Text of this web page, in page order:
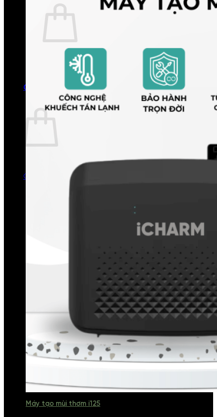
Chưa có sản phẩm trong giỏ hàng.
Quay trở lại cửa hàng
0
Giỏ hàng
Chưa có sản phẩm trong giỏ hàng.
Quay trở lại cửa hàng
Máy tạo mùi thơm i125